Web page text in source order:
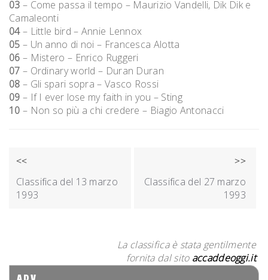
03 – Come passa il tempo – Maurizio Vandelli, Dik Dik e
Camaleonti
04– Little bird – Annie Lennox
05 – Un anno di noi – Francesca Alotta
06 – Mistero – Enrico Ruggeri
07 – Ordinary world – Duran Duran
08 – Gli spari sopra – Vasco Rossi
09 – If I ever lose my faith in you – Sting
10 – Non so più a chi credere – Biagio Antonacci
NAVIGAZIONE
ARTICOLI
<<
Classifica del 13 marzo
1993
>>
Classifica del 27 marzo
1993
La classifica è stata gentilmente
fornita dal sito accaddeoggi.it